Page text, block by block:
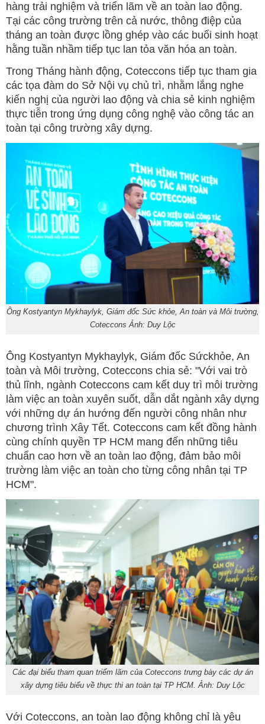
hàng trải nghiệm và triển lãm về an toàn lao động.
Tại các công trường trên cả nước, thông điệp của
tháng an toàn được lồng ghép vào các buổi sinh hoạt
hằng tuần nhầm tiếp tục lan tỏa văn hóa an toàn.
Trong Tháng hành động, Coteccons tiếp tục tham gia
các tọa đàm do Sở Nội vụ chủ trì, nhằm lắng nghe
kiến nghị của người lao động và chia sẻ kinh nghiệm
thực tiễn trong ứng dụng công nghệ vào công tác an
toàn tại công trường xây dựng.
Ông Kostyantyn Mykhaylyk, Giám đốc Sức khỏe, An toàn và Môi trường,
Coteccons Ảnh: Duy Lộc
Ông Kostyantyn Mykhaylyk, Giám đốc Sứckhỏe, An
toàn và Môi trường, Coteccons chia sẻ: "Với vai trò
thủ lĩnh, ngành Coteccons cam kết duy trì môi trường
làm việc an toàn xuyên suốt, dẫn dắt ngành xây dựng
với những dự án hướng đến người công nhân như
chương trình Xây Tết. Coteccons cam kết đồng hành
cùng chính quyền TP HCM mang đến những tiêu
chuẩn cao hơn về an toàn lao động, đảm bảo môi
trường làm việc an toàn cho từng công nhân tại TP
HCM".
Các đại biểu tham quan triểm lãm của Coteccons trưng bày các dự án
xây dựng tiêu biểu về thực thi an toàn tại TP HCM. Ảnh: Duy Lộc
Với Coteccons, an toàn lao động không chỉ là yêu